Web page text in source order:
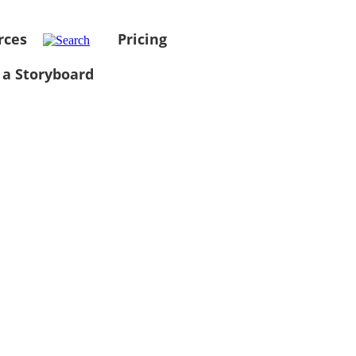
Pricing
Storyboard